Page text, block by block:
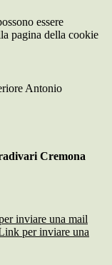
essere
pagina della cookie
Antonio
Cremona
inviare una mail
per inviare una